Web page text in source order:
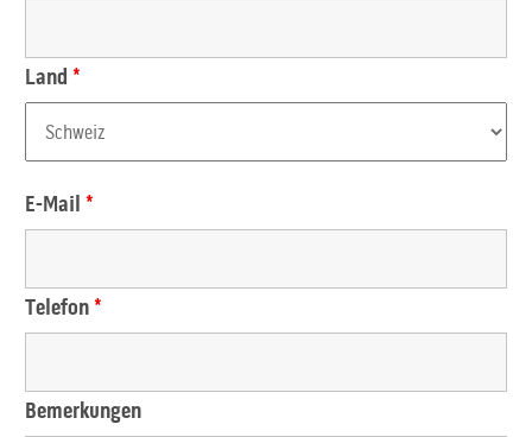
Land *
E-Mail *
Telefon*
Bemerkungen